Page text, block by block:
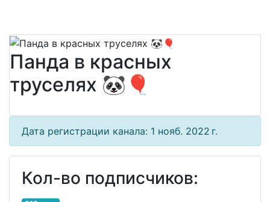
Панда в красных
труселях 🐼🎈
Дата регистрации канала: 1 нояб. 2022 г.
Кол-во подписчиков: